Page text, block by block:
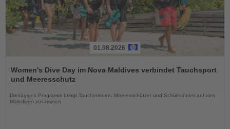
Sie
die
01.08.2026
Women's Dive Day im Nova Maldives verbindet Tauchsport
und Meeresschutz
Dreitägiges Programm bringt Taucherinnen, Meeresschützer und Schülerinnen auf den
Malediven zusammen